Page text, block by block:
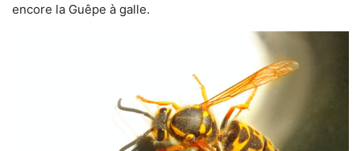
encore la Guêpe à galle.